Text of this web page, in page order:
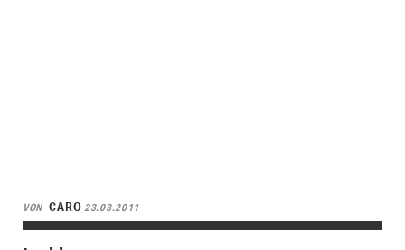
VON CARO23.03.2011